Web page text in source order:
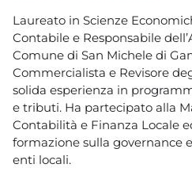
Laureato in Scienze
Contabile e Responsabile
Comune di San Michele di
Commercialista e Revisore
solida esperienza in
e tributi. Ha partecipato alla
Contabilità e Finanza Locale
formazione sulla governance
enti locali.